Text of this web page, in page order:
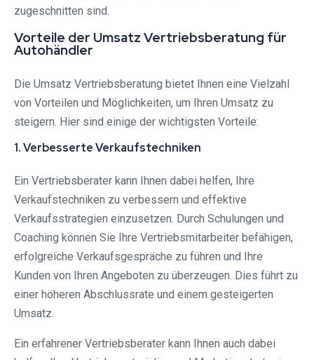
zugeschnitten sind.
Vorteile der Umsatz Vertriebsberatung für
Autohändler
Die Umsatz Vertriebsberatung bietet Ihnen eine Vielzahl
von Vorteilen und Möglichkeiten, um Ihren Umsatz zu
steigern. Hier sind einige der wichtigsten Vorteile:
1. Verbesserte Verkaufstechniken
Ein Vertriebsberater kann Ihnen dabei helfen, Ihre
Verkaufstechniken zu verbessern und effektive
Verkaufsstrategien einzusetzen. Durch Schulungen und
Coaching können Sie Ihre Vertriebsmitarbeiter befähigen,
erfolgreiche Verkaufsgespräche zu führen und Ihre
Kunden von Ihren Angeboten zu überzeugen. Dies führt zu
einer höheren Abschlussrate und einem gesteigerten
Umsatz.
Ein erfahrener Vertriebsberater kann Ihnen auch dabei